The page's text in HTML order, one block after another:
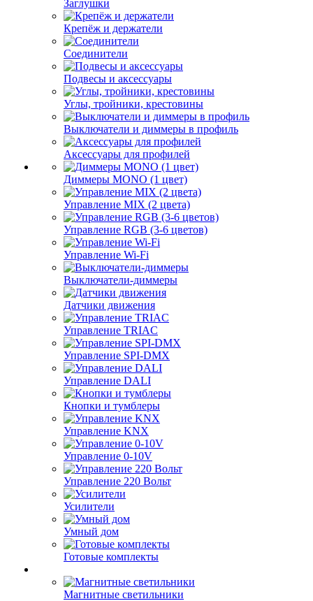
Заглушки
Крепёж и держатели
Соединители
Подвесы и аксессуары
Углы, тройники, крестовины
Выключатели и диммеры в профиль
Аксессуары для профилей
Диммеры MONO (1 цвет)
Управление MIX (2 цвета)
Управление RGB (3-6 цветов)
Управление Wi-Fi
Выключатели-диммеры
Датчики движения
Управление TRIAC
Управление SPI-DMX
Управление DALI
Кнопки и тумблеры
Управление KNX
Управление 0-10V
Управление 220 Вольт
Усилители
Умный дом
Готовые комплекты
Магнитные светильники